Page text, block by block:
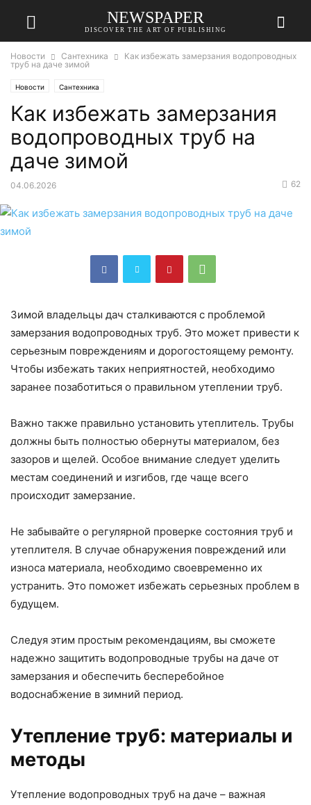
NEWSPAPER
DISCOVER THE ART OF PUBLISHING
Новости Сантехника
Как избежать замерзания водопроводных
труб на даче зимой
Новости Сантехника
Как избежать замерзания
водопроводных труб на
даче зимой
04.06.2026 62
Зимой владельцы дач сталкиваются с проблемой
замерзания водопроводных труб. Это может привести к
серьезным повреждениям и дорогостоящему ремонту.
Чтобы избежать таких неприятностей, необходимо
заранее позаботиться о правильном утеплении труб.
Важно также правильно установить утеплитель. Трубы
должны быть полностью обернуты материалом, без
зазоров и щелей. Особое внимание следует уделить
местам соединений и изгибов, где чаще всего
происходит замерзание.
Не забывайте о регулярной проверке состояния труб и
утеплителя. В случае обнаружения повреждений или
износа материала, необходимо своевременно их
устранить. Это поможет избежать серьезных проблем в
будущем.
Следуя этим простым рекомендациям, вы сможете
надежно защитить водопроводные трубы на даче от
замерзания и обеспечить бесперебойное
водоснабжение в зимний период.
Утепление труб: материалы и
методы
Утепление водопроводных труб на даче – важная